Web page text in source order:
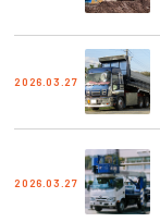
2026.03.27
2026.03.27